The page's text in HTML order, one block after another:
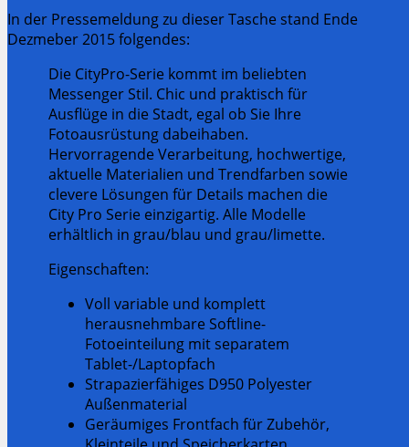
In der Pressemeldung zu dieser Tasche stand Ende
Dezmeber 2015 folgendes:
Die CityPro-Serie kommt im beliebten
Messenger Stil. Chic und praktisch für
Ausflüge in die Stadt, egal ob Sie Ihre
Fotoausrüstung dabeihaben.
Hervorragende Verarbeitung, hochwertige,
aktuelle Materialien und Trendfarben sowie
clevere Lösungen für Details machen die
City Pro Serie einzigartig. Alle Modelle
erhältlich in grau/blau und grau/limette.
Eigenschaften:
Voll variable und komplett
herausnehmbare Softline-
Fotoeinteilung mit separatem
Tablet-/Laptopfach
Strapazierfähiges D950 Polyester
Außenmaterial
Geräumiges Frontfach für Zubehör,